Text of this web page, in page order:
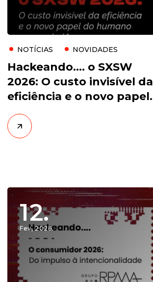
NOTÍCIAS NOVIDADES
Hackeando…. o SXSW
2026: O custo invisível da
eficiência e o novo papel
do humano na era da IA
12.
Fev, 2026.